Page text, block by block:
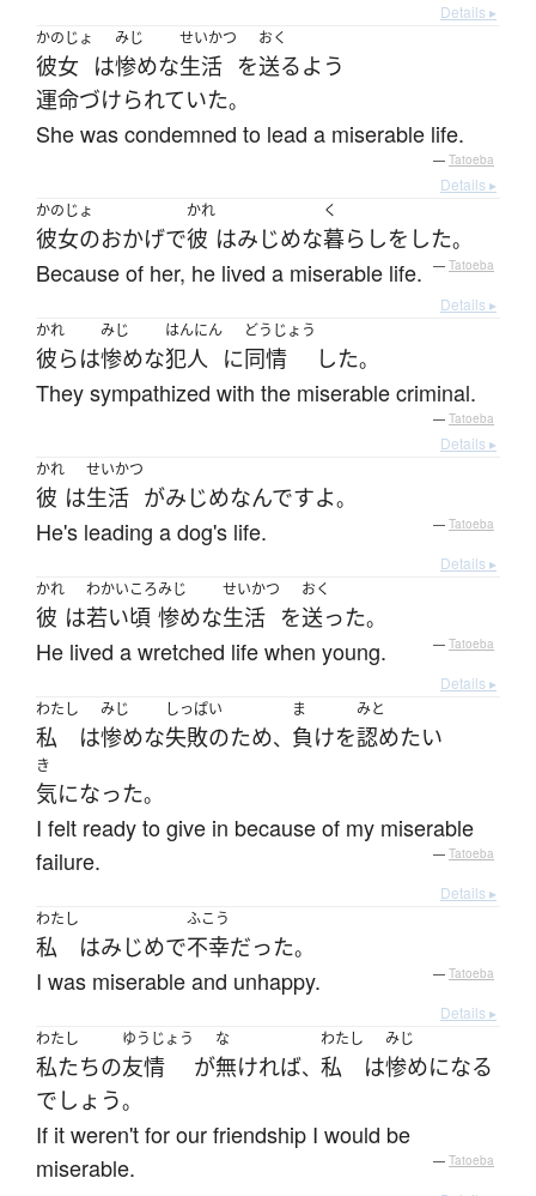
Details ▸
かのじょ
彼女 は
みじ
惨めな
せいかつ
生活 を
おく
送るよう
運命づけられていた。
She was condemned to lead a miserable life.
— Tatoeba
Details ▸
かのじょ
彼女のおかげで
かれ
彼 はみじめな
く
暮らしを した。
Because of her, he lived a miserable life. — Tatoeba
Details ▸
かれ
彼らは
みじ
惨めな
はんにん
犯人 に
どうじょう
同情 した。
They sympathized with the miserable criminal.
— Tatoeba
Details ▸
かれ
彼 は
せいかつ
生活 がみじめなんですよ。
He's leading a dog's life. — Tatoeba
Details ▸
かれ
彼 は
わかいころ
若い頃
みじ
惨めな
せいかつ
生活 を
おく
送った。
He lived a wretched life when young. — Tatoeba
Details ▸
わたし
私 は
みじ
惨めな
しっぱい
失敗のため、
ま
負けを
みと
認めたい
き
気になった。
I felt ready to give in because of my miserable
failure.
— Tatoeba
Details ▸
わたし
私 はみじめで
ふこう
不幸だった。
I was miserable and unhappy. — Tatoeba
Details ▸
わたし
私たちの
ゆうじょう
友情 が
な
無ければ、
わたし
私 は
みじ
惨めになる
でしょう。
If it weren't for our friendship I would be
miserable.
— Tatoeba